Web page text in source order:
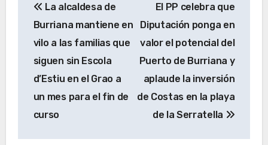
de
entradas
La alcaldesa de
Burriana mantiene en
vilo a las familias que
siguen sin Escola
d’Estiu en el Grao a
un mes para el fin de
curso
El PP celebra que
Diputación ponga en
valor el potencial del
Puerto de Burriana y
aplaude la inversión
de Costas en la playa
de la Serratella